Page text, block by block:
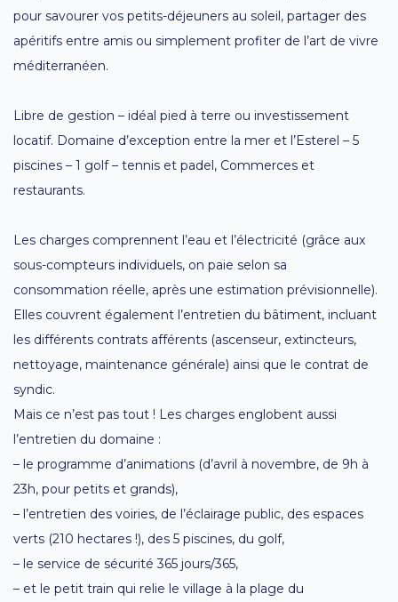
pour savourer vos petits-déjeuners au soleil, partager des
apéritifs entre amis ou simplement profiter de l’art de vivre
méditerranéen.
Libre de gestion – idéal pied à terre ou investissement
locatif. Domaine d’exception entre la mer et l’Esterel – 5
piscines – 1 golf – tennis et padel, Commerces et
restaurants.
Les charges comprennent l’eau et l’électricité (grâce aux
sous-compteurs individuels, on paie selon sa
consommation réelle, après une estimation prévisionnelle).
Elles couvrent également l’entretien du bâtiment, incluant
les différents contrats afférents (ascenseur, extincteurs,
nettoyage, maintenance générale) ainsi que le contrat de
syndic.
Mais ce n’est pas tout ! Les charges englobent aussi
l’entretien du domaine :
– le programme d’animations (d’avril à novembre, de 9h à
23h, pour petits et grands),
– l’entretien des voiries, de l’éclairage public, des espaces
verts (210 hectares !), des 5 piscines, du golf,
– le service de sécurité 365 jours/365,
– et le petit train qui relie le village à la plage du